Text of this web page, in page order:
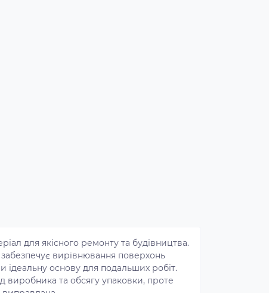
для якісного ремонту та будівництва.
вирівнювання поверхонь
основу для подальших робіт.
виробника та обсягу упаковки, проте